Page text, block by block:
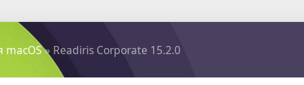
» Readiris Corporate 15.2.0